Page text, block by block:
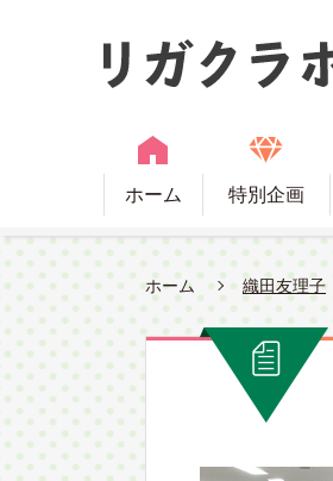
ホーム 特別企画
ホーム 織田友理子